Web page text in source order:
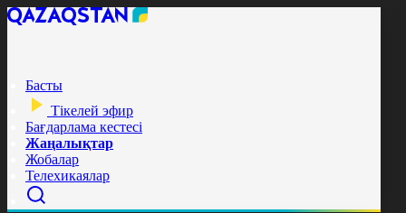
Басты
Тікелей эфир
Бағдарлама кестесі
Жаңалықтар
Жобалар
Телехикаялар